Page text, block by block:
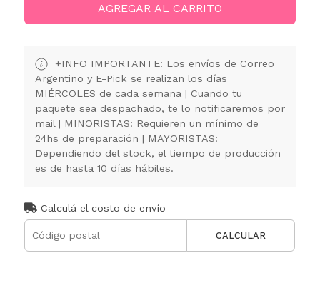
AGREGAR AL CARRITO
+INFO IMPORTANTE: Los envíos de Correo
Argentino y E-Pick se realizan los días
MIÉRCOLES de cada semana | Cuando tu
paquete sea despachado, te lo notificaremos por
mail | MINORISTAS: Requieren un mínimo de
24hs de preparación | MAYORISTAS:
Dependiendo del stock, el tiempo de producción
es de hasta 10 días hábiles.
Calculá el costo de envío
CALCULAR